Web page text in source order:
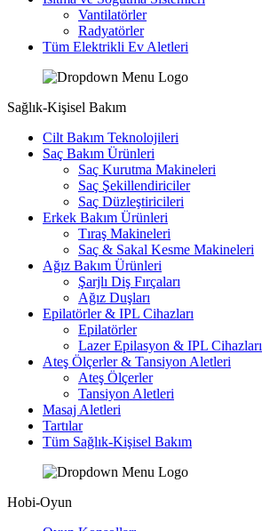
Vantilatörler
Radyatörler
Tüm Elektrikli Ev Aletleri
Sağlık-Kişisel Bakım
Cilt Bakım Teknolojileri
Saç Bakım Ürünleri
Saç Kurutma Makineleri
Saç Şekillendiriciler
Saç Düzleştiricileri
Erkek Bakım Ürünleri
Tıraş Makineleri
Saç & Sakal Kesme Makineleri
Ağız Bakım Ürünleri
Şarjlı Diş Fırçaları
Ağız Duşları
Epilatörler & IPL Cihazları
Epilatörler
Lazer Epilasyon & IPL Cihazları
Ateş Ölçerler & Tansiyon Aletleri
Ateş Ölçerler
Tansiyon Aletleri
Masaj Aletleri
Tartılar
Tüm Sağlık-Kişisel Bakım
Hobi-Oyun